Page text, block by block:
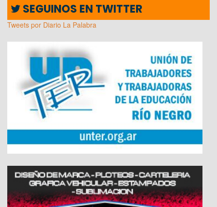
SEGUINOS EN TWITTER
Tweets por Diario La Palabra